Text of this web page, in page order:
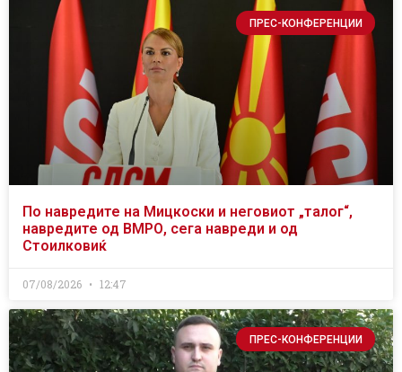
ПРЕС-КОНФЕРЕНЦИИ
По навредите на Мицкоски и неговиот „талог“,
навредите од ВМРО, сега навреди и од
Стоилковиќ
07/08/2026 12:47
ПРЕС-КОНФЕРЕНЦИИ